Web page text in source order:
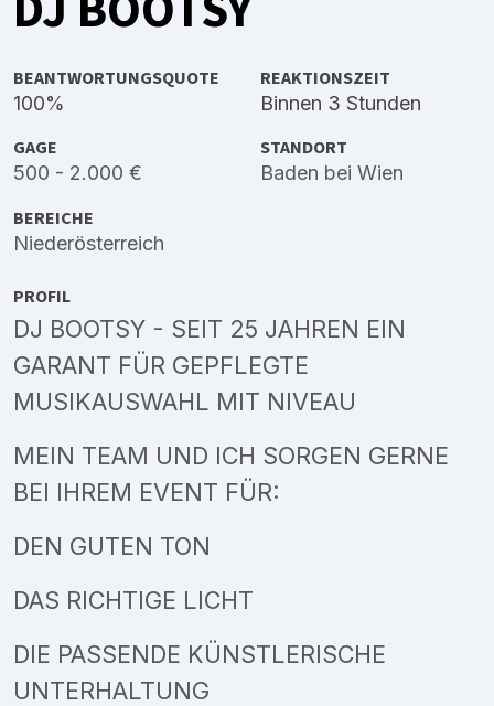
BEANTWORTUNGSQUOTE
100%
REAKTIONSZEIT
Binnen 3 Stunden
GAGE
500 - 2.000 €
STANDORT
Baden bei Wien
BEREICHE
Niederösterreich
PROFIL
DJ BOOTSY - SEIT 25 JAHREN EIN
GARANT FÜR GEPFLEGTE
MUSIKAUSWAHL MIT NIVEAU
MEIN TEAM UND ICH SORGEN GERNE
BEI IHREM EVENT FÜR:
DEN GUTEN TON
DAS RICHTIGE LICHT
DIE PASSENDE KÜNSTLERISCHE
UNTERHALTUNG